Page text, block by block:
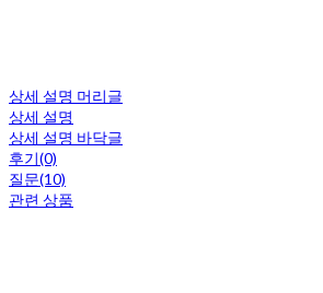
상세 설명 머리글
상세 설명
상세 설명 바닥글
후기(0)
질문(10)
관련 상품